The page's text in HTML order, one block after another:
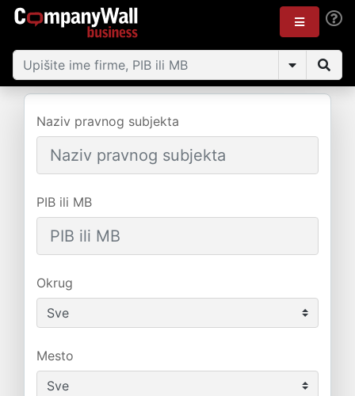
Naziv pravnog subjekta
PIB ili MB
Okrug
Mesto